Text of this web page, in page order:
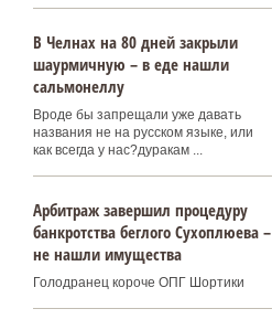
В Челнах на 80 дней закрыли
шаурмичную – в еде нашли
сальмонеллу
Вроде бы запрещали уже давать
названия не на русском языке, или
как всегда у нас?дуракам ...
Арбитраж завершил процедуру
банкротства беглого Сухоплюева –
не нашли имущества
Голодранец короче ОПГ Шортики